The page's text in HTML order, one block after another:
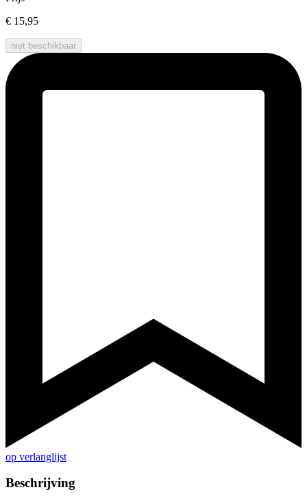
€ 15,95
niet beschikbaar
op verlanglijst
Beschrijving